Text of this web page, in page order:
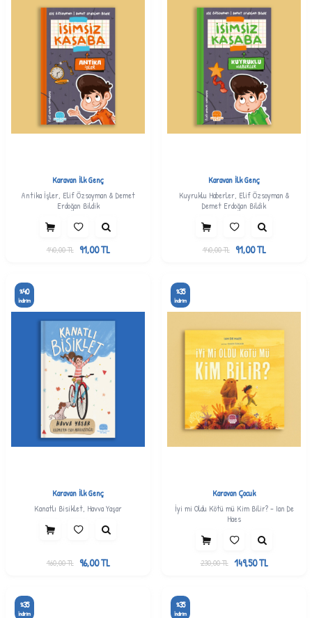
Karavan İlk Genç
Antika İşler, Elif Özsoyman & Demet
Erdoğan Bildik
140,00TL 91,00TL
Karavan İlk Genç
Kuyruklu Haberler, Elif Özsoyman &
Demet Erdoğan Bildik
140,00TL 91,00TL
%40
İndirim
Karavan İlk Genç
Kanatlı Bisiklet, Havva Yaşar
160,00TL 96,00TL
%35
İndirim
Karavan Çocuk
İyi mi Oldu Kötü mü Kim Bilir? - Ian De
Haes
230,00TL 149,50TL
%35
İndirim
%35
İndirim